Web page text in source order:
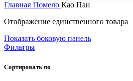
Главная Помело Као Пан
Отображение единственного товара
Показать боковую панель
Фильтры
Сортировать по